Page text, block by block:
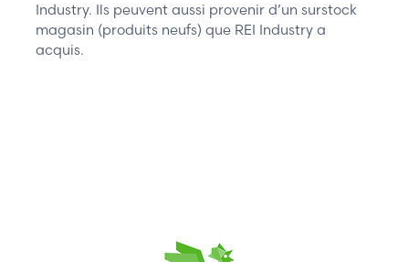
Industry. Ils peuvent aussi provenir d’un surstock
magasin (produits neufs) que REI Industry a
acquis.